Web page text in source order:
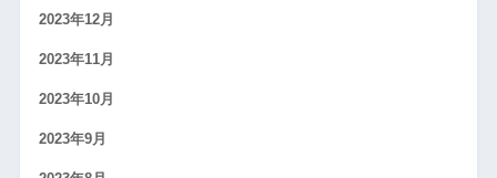
2023年12月
2023年11月
2023年10月
2023年9月